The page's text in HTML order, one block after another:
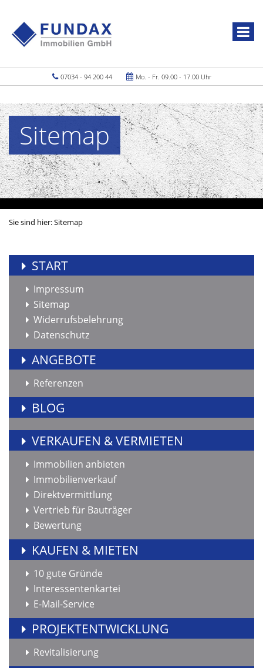
07034 - 94 200 44 Mo. - Fr. 09.00 - 17.00 Uhr
Sitemap
Sie sind hier:Sitemap
START
Impressum
Sitemap
Widerrufsbelehrung
Datenschutz
ANGEBOTE
Referenzen
BLOG
VERKAUFEN & VERMIETEN
Immobilien anbieten
Immobilienverkauf
Direktvermittlung
Vertrieb für Bauträger
Bewertung
KAUFEN & MIETEN
10 gute Gründe
Interessentenkartei
E-Mail-Service
PROJEKTENTWICKLUNG
Revitalisierung